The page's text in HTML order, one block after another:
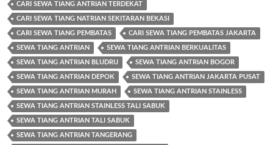
CARI SEWA TIANG ANTRIAN TERDEKAT
CARI SEWA TIANG NATRIAN SEKITARAN BEKASI
CARI SEWA TIANG PEMBATAS CARI SEWA TIANG PEMBATAS JAKARTA
SEWA TIANG ANTRIAN SEWA TIANG ANTRIAN BERKUALITAS
SEWA TIANG ANTRIAN BLUDRU SEWA TIANG ANTRIAN BOGOR
SEWA TIANG ANTRIAN DEPOK SEWA TIANG ANTRIAN JAKARTA PUSAT
SEWA TIANG ANTRIAN MURAH SEWA TIANG ANTRIAN STAINLESS
SEWA TIANG ANTRIAN STAINLESS TALI SABUK
SEWA TIANG ANTRIAN TALI SABUK
SEWA TIANG ANTRIAN TANGERANG